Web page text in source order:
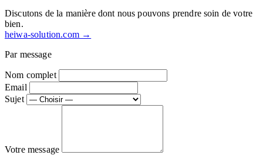
Discutons de la manière dont nous pouvons prendre soin de votre
bien.
heiwa-solution.com →
Par message
Nom complet
Email
Sujet
Votre message